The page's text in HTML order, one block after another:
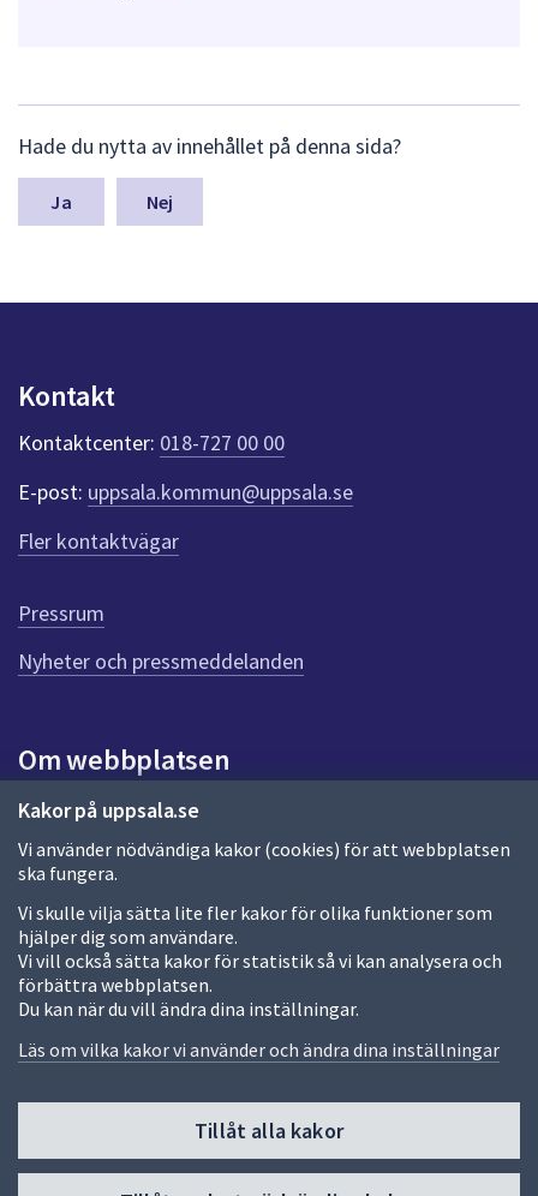
Kakor på uppsala.se
Vi använder nödvändiga kakor (cookies) för att webbplatsen
ska fungera.
Vi skulle vilja sätta lite fler kakor för olika funktioner som
hjälper dig som användare.
Vi vill också sätta kakor för statistik så vi kan analysera och
förbättra webbplatsen.
Du kan när du vill ändra dina inställningar.
Läs om vilka kakor vi använder och ändra dina inställningar
Tillåt alla kakor
ä
m
a
n
k
e
r
f
ö
r
e
n
n
a
d
a
Hade du nytta av innehållet på denna sida?
Nej
Kontakt
Kontaktcenter: 018-727 00 00
E-post: uppsala.kommun@uppsala.se
Fler kontaktvägar
Pressrum
Nyheter och pressmeddelanden
Om webbplatsen
Om webbplatsen
Allmänna handlingar och diarium
Behandling av personuppgifter
Kakor
Språk (other languages)
Tillgänglighetsredogörelse
Fler sätt att följa oss